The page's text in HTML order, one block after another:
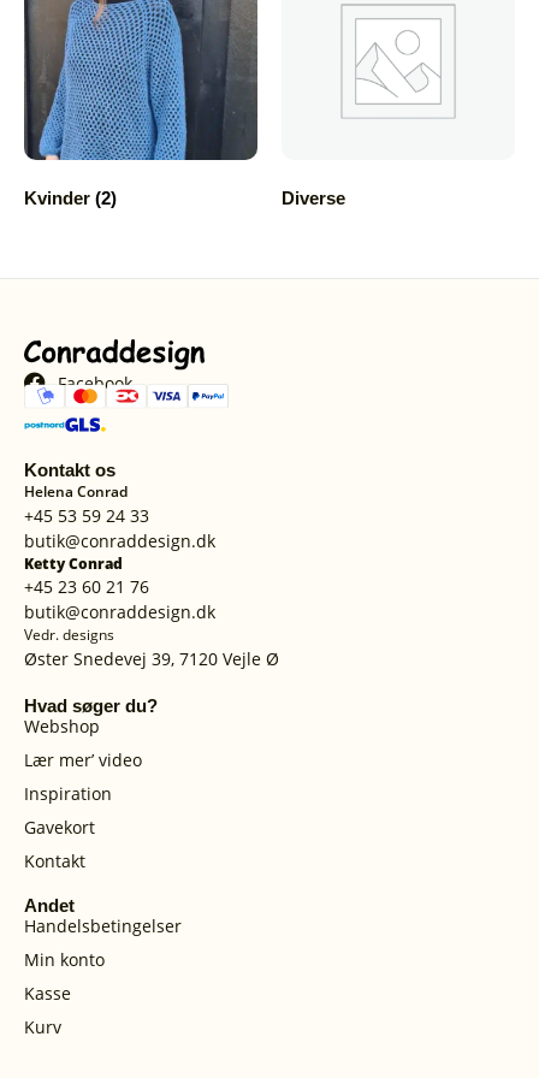
Kvinder (2) Diverse
Facebook
Kontakt os
Helena Conrad
+45 53 59 24 33
butik@conraddesign.dk
Ketty Conrad
+45 23 60 21 76
butik@conraddesign.dk
Vedr. designs
Øster Snedevej 39, 7120 Vejle Ø
Hvad søger du?
Webshop
Lær mer’ video
Inspiration
Gavekort
Kontakt
Andet
Handelsbetingelser
Min konto
Kasse
Kurv